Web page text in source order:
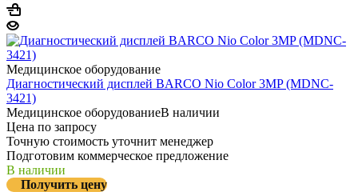
Медицинское оборудование
Диагностический дисплей BARCO Nio Color 3MP (MDNC-
3421)
Медицинское оборудованиеВ наличии
Цена по запросу
Точную стоимость уточнит менеджер
Подготовим коммерческое предложение
В наличии
Получить цену